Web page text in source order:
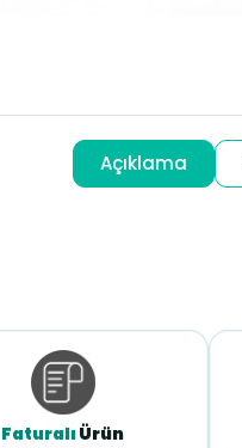
Açıklama
FaturalıÜrün